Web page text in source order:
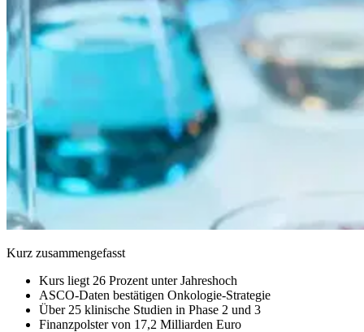
Kurz zusammengefasst
Kurs liegt 26 Prozent unter Jahreshoch
ASCO-Daten bestätigen Onkologie-Strategie
Über 25 klinische Studien in Phase 2 und 3
Finanzpolster von 17,2 Milliarden Euro